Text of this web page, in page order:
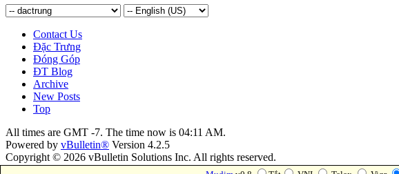
Contact Us
Đặc Trưng
Đóng Góp
ĐT Blog
Archive
New Posts
Top
All times are GMT -7. The time now is 04:11 AM.
Powered by vBulletin® Version 4.2.5
Copyright © 2026 vBulletin Solutions Inc. All rights reserved.
Forum Modifications ByMarco Mamdouh